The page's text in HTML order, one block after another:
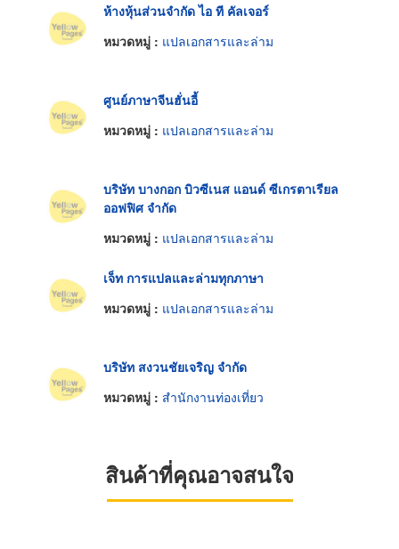
ห้างหุ้นส่วนจำกัด ไอ ที คัลเจอร์
หมวดหมู่ : แปลเอกสารและล่าม
ศูนย์ภาษาจีนฮั่นอี้
หมวดหมู่ : แปลเอกสารและล่าม
บริษัท บางกอก บิวซีเนส แอนด์ ซีเกรตาเรียล
ออฟฟิศ จำกัด
หมวดหมู่ : แปลเอกสารและล่าม
เจ็ท การแปลและล่ามทุกภาษา
หมวดหมู่ : แปลเอกสารและล่าม
บริษัท สงวนชัยเจริญ จำกัด
หมวดหมู่ : สำนักงานท่องเที่ยว
สินค้าที่คุณอาจสนใจ